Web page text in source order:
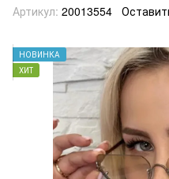
Артикул: 20013554
НОВИНКА
ХИТ